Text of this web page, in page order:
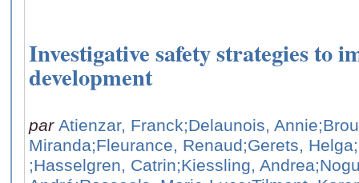
Investigative safety strategies to
development
par Atienzar, Franck;Delaunois, Annie
Miranda;Fleurance, Renaud;Gerets, Helga
;Hasselgren, Catrin;Kiessling, Andrea